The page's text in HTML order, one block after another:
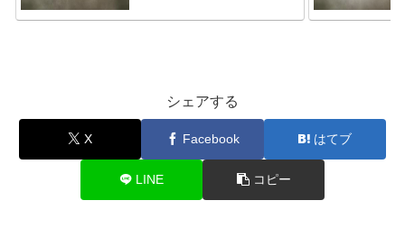
シェアする
X Facebook はてブ
LINE コピー